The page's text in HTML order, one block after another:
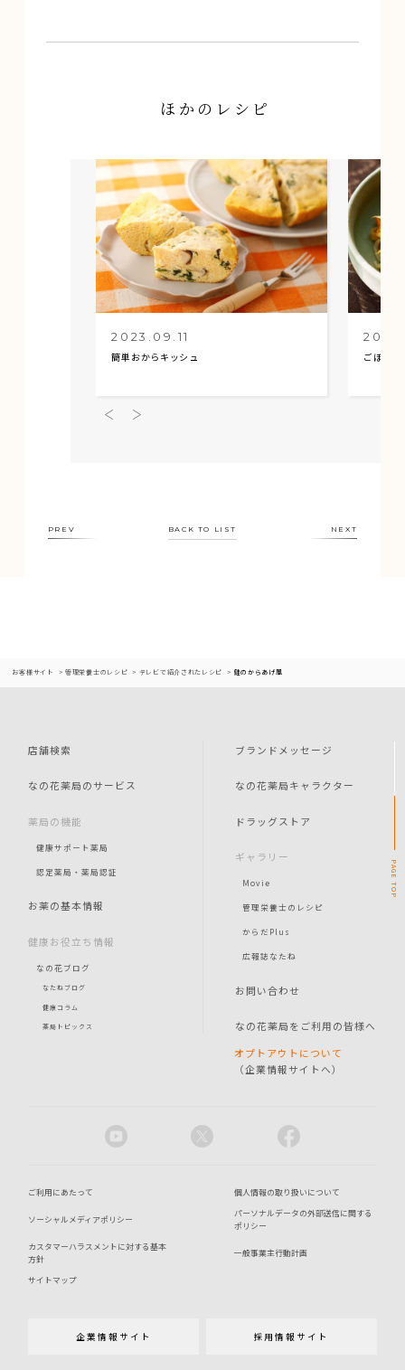
ほかのレシピ
2023.09.11
簡単おからキッシュ
ごぼう
PREV BACK TO LIST NEXT
お客様サイト 管理栄養士のレシピ テレビで紹介されたレシピ 鮭のからあげ風
店舗検索
なの花薬局のサービス
薬局の機能
健康サポート薬局
認定薬局・薬局認証
お薬の基本情報
健康お役立ち情報
なの花ブログ
なたねブログ
健康コラム
薬局トピックス
ブランドメッセージ
なの花薬局キャラクター
ドラッグストア
ギャラリー
Movie
管理栄養士のレシピ
からだPlus
広報誌なたね
お問い合わせ
なの花薬局をご利用の皆様へ
オプトアウトについて
（企業情報サイトへ）
企業情報サイト 採用情報サイト
ご利用にあたって 個人情報の取り扱いについて
ソーシャルメディアポリシー
パーソナルデータの外部送信に関する
ポリシー
カスタマーハラスメントに対する基本
方針
一般事業主行動計画
サイトマップ
PAGE
TOP